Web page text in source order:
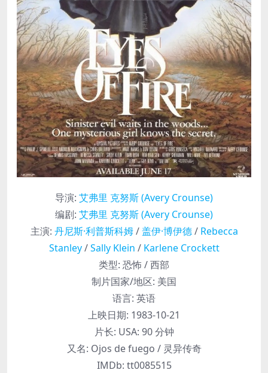
导演: 艾弗里 克努斯 (Avery Crounse)
编剧: 艾弗里 克努斯 (Avery Crounse)
主演: 丹尼斯·利普斯科姆/盖伊·博伊德/ Rebecca
Stanley/Sally Klein / Karlene Crockett
类型: 恐怖 / 西部
制片国家/地区: 美国
语言: 英语
上映日期: 1983-10-21
片长: USA: 90 分钟
又名: Ojos de fuego / 灵异传奇
IMDb: tt0085515